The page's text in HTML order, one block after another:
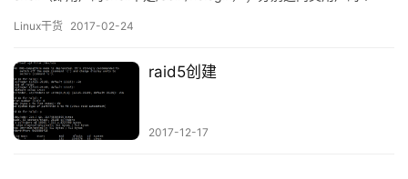
用户的个数 # author: han declare -i loginnum=0 declare -i
Linux干货 2017-02-24
raid5创建
2017-12-17